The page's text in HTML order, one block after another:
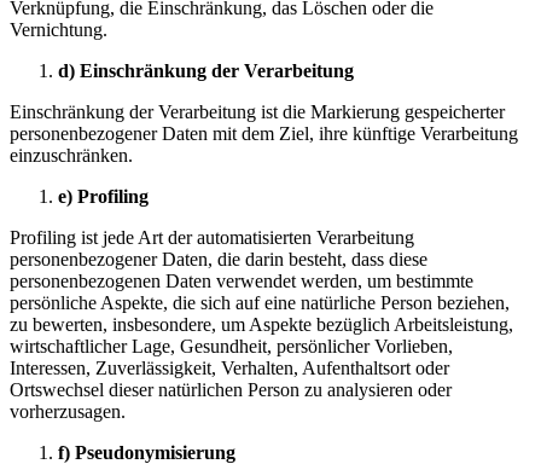
Verknüpfung, die Einschränkung, das Löschen oder die
Vernichtung.
d) Einschränkung der Verarbeitung
Einschränkung der Verarbeitung ist die Markierung gespeicherter
personenbezogener Daten mit dem Ziel, ihre künftige Verarbeitung
einzuschränken.
e) Profiling
Profiling ist jede Art der automatisierten Verarbeitung
personenbezogener Daten, die darin besteht, dass diese
personenbezogenen Daten verwendet werden, um bestimmte
persönliche Aspekte, die sich auf eine natürliche Person beziehen,
zu bewerten, insbesondere, um Aspekte bezüglich Arbeitsleistung,
wirtschaftlicher Lage, Gesundheit, persönlicher Vorlieben,
Interessen, Zuverlässigkeit, Verhalten, Aufenthaltsort oder
Ortswechsel dieser natürlichen Person zu analysieren oder
vorherzusagen.
f) Pseudonymisierung